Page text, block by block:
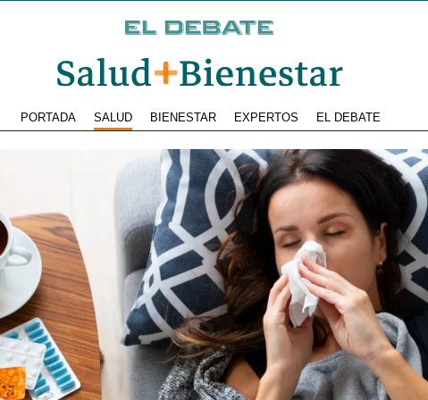
PORTADA SALUD BIENESTAR EXPERTOS EL DEBATE